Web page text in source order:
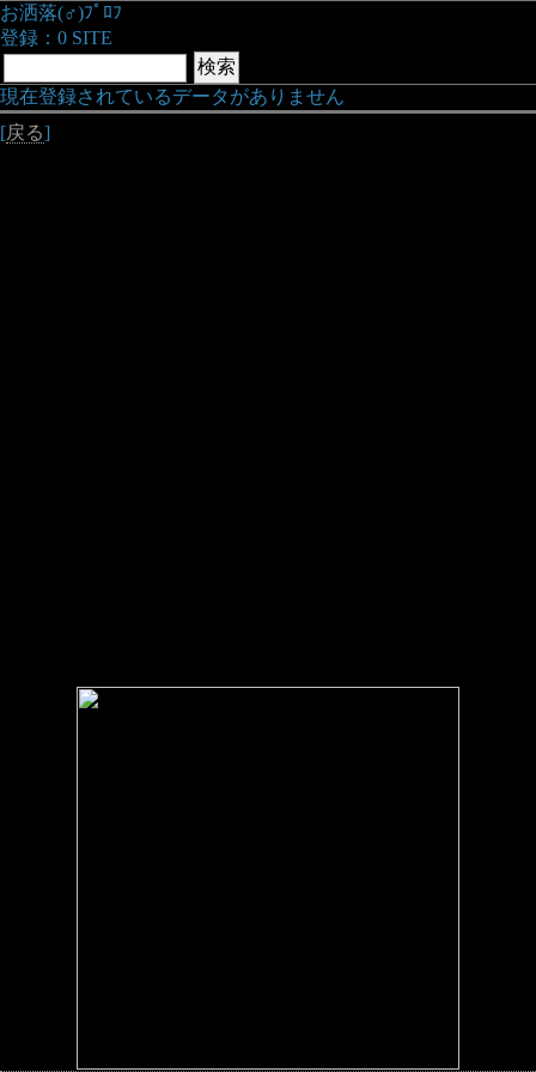
お洒落(♂)ﾌﾟﾛﾌ
登録：0 SITE
現在登録されているデータがありません
[戻る]